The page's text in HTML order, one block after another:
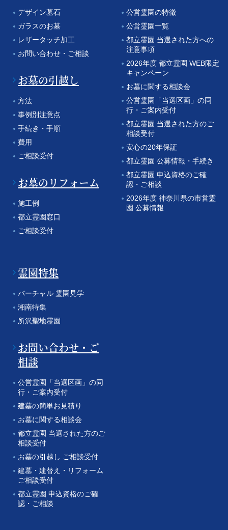
デザイン墓石
ガラスのお墓
レザータッチ加工
お問い合わせ・ご相談
お墓の引越し
方法
事例別注意点
手続き・手順
費用
ご相談受付
お墓のリフォーム
施工例
都立霊園窓口
ご相談受付
公営霊園の特徴
公営霊園一覧
都立霊園 当選された方への
注意事項
2026年度 都立霊園 WEB限定
キャンペーン
お墓に関する相談会
公営霊園「当選区画」の同
行・ご案内受付
都立霊園 当選された方のご
相談受付
安心の20年保証
都立霊園 公募情報・手続き
都立霊園 申込資格のご確
認・ご相談
2026年度 神奈川県の市営霊
園 公募情報
霊園特集
バーチャル 霊園見学
湘南特集
所沢聖地霊園
お問い合わせ・ご
相談
公営霊園「当選区画」の同
行・ご案内受付
建墓の簡単お見積り
お墓に関する相談会
都立霊園 当選された方のご
相談受付
お墓の引越し ご相談受付
建墓・建替え・リフォーム
ご相談受付
都立霊園 申込資格のご確
認・ご相談